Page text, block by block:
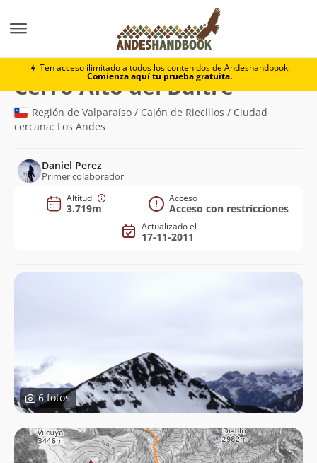
Ten acceso ilimitado a todos los contenidos de Andeshandbook.
Comienza aquí tu prueba gratuita.
Cerro Alto del Buitre
Cerro Alto del Buitre
Región de Valparaíso / Cajón de Riecillos / Ciudad
cercana: Los Andes
Daniel Perez
Primer colaborador
Altitud
3.719m
Acceso
Acceso con restricciones
Actualizado el
17-11-2011
6 fotos